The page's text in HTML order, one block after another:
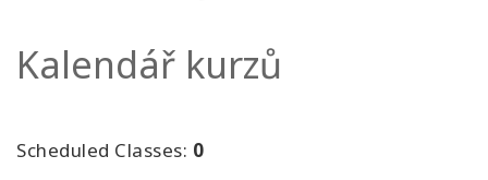
Kurzy
Kalendář kurzů
Scheduled Classes: 0